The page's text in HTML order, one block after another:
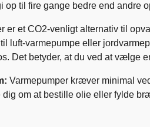
til fire gange bedre end andre
er et CO2-venligt alternativ til
luft-varmepumpe eller
Det betyder, at du ved at vælge
Varmepumper kræver minimal
om at bestille olie eller fylde